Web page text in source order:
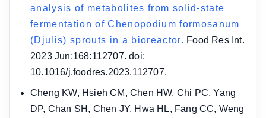
analysis of metabolites from solid-state
fermentation of Chenopodium formosanum
(Djulis) sprouts in a bioreactor. Food Res Int.
2023 Jun;168:112707. doi:
10.1016/j.foodres.2023.112707.
Cheng KW, Hsieh CM, Chen HW, Chi PC, Yang
DP, Chan SH, Chen JY, Hwa HL, Fang CC, Weng